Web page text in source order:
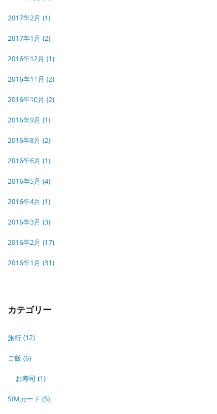
2017年2月 (1)
2017年1月 (2)
2016年12月 (1)
2016年11月 (2)
2016年10月 (2)
2016年9月 (1)
2016年8月 (2)
2016年6月 (1)
2016年5月 (4)
2016年4月 (1)
2016年3月 (3)
2016年2月 (17)
2016年1月 (31)
カテゴリー
旅行 (12)
ご飯 (6)
お寿司 (1)
SIMカード (5)